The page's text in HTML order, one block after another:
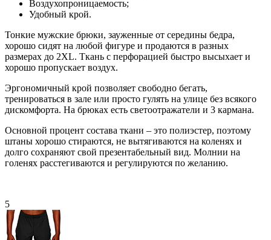
Воздухопроницаемость;
Удобный крой.
Тонкие мужские брюки, зауженные от середины бедра,
хорошо сидят на любой фигуре и продаются в разных
размерах до 2XL. Ткань с перфорацией быстро высыхает и
хорошо пропускает воздух.
Эргономичный крой позволяет свободно бегать,
тренироваться в зале или просто гулять на улице без всякого
дискомфорта. На брюках есть светоотражатели и 3 кармана.
Основной процент состава ткани – это полиэстер, поэтому
штаны хорошо стираются, не вытягиваются на коленях и
долго сохраняют свой презентабельный вид. Молнии на
голенях расстегиваются и регулируются по желанию.
5